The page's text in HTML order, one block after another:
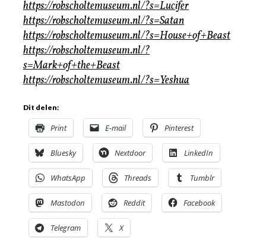
https://robscholtemuseum.nl/?s=Lucifer
https://robscholtemuseum.nl/?s=Satan
https://robscholtemuseum.nl/?s=House+of+Beast
https://robscholtemuseum.nl/?
s=Mark+of+the+Beast
https://robscholtemuseum.nl/?s=Yeshua
Dit delen:
Print E-mail Pinterest
Bluesky Nextdoor LinkedIn
WhatsApp Threads Tumblr
Mastodon Reddit Facebook
Telegram X